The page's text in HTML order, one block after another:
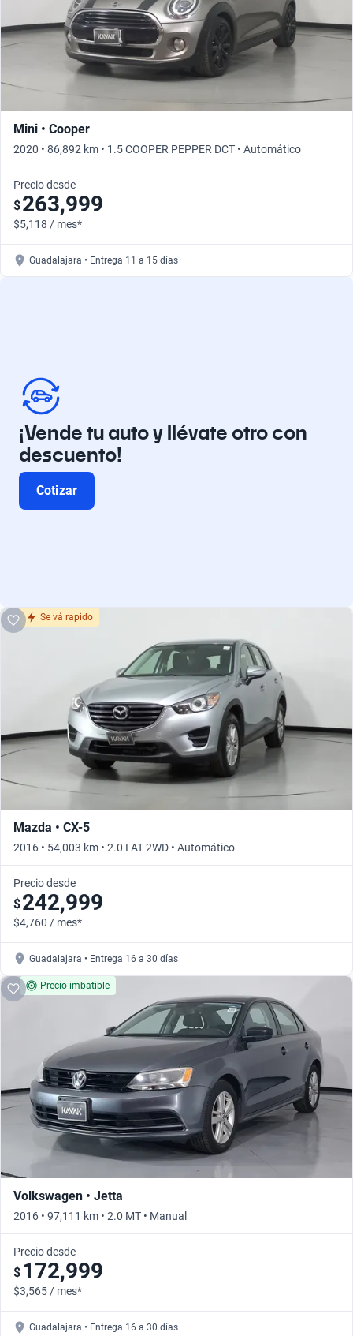
Mini • Cooper
2020 • 86,892 km • 1.5 COOPER PEPPER DCT • Automático
Precio desde
$263,999
$5,118 / mes*
Guadalajara • Entrega 11 a 15 días
¡Vende tu auto y llévate otro con
descuento!
Cotizar
Se vá rapido
Mazda • CX-5
2016 • 54,003 km • 2.0 I AT 2WD • Automático
Precio desde
$242,999
$4,760 / mes*
Guadalajara • Entrega 16 a 30 días
Precio imbatible
Volkswagen • Jetta
2016 • 97,111 km • 2.0 MT • Manual
Precio desde
$ 172,999
$3,565 / mes*
Guadalajara • Entrega 16 a 30 días